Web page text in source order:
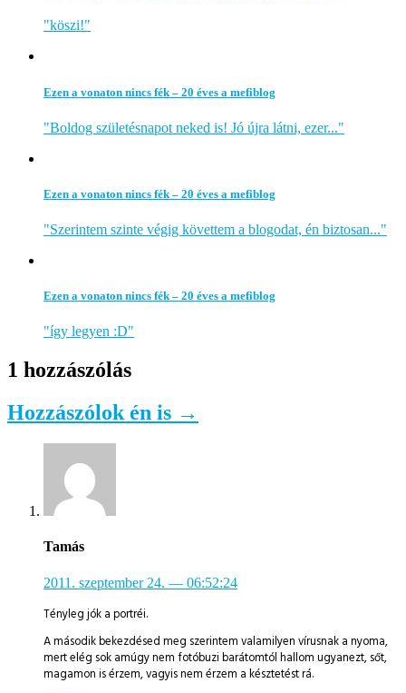
"köszi!"
Ezen a vonaton nincs fék – 20 éves a mefiblog
"Boldog születésnapot neked is! Jó újra látni, ezer..."
Ezen a vonaton nincs fék – 20 éves a mefiblog
"Szerintem szinte végig követtem a blogodat, én biztosan..."
Ezen a vonaton nincs fék – 20 éves a mefiblog
"így legyen :D"
1 hozzászólás
Hozzászólok én is →
Tamás
2011. szeptember 24. — 06:52:24
Tényleg jók a portréi.
A második bekezdésed meg szerintem valamilyen vírusnak a nyoma,
mert elég sok amúgy nem fotóbuzi barátomtól hallom ugyanezt, sőt,
magamon is érzem, vagyis nem érzem a késztetést rá.